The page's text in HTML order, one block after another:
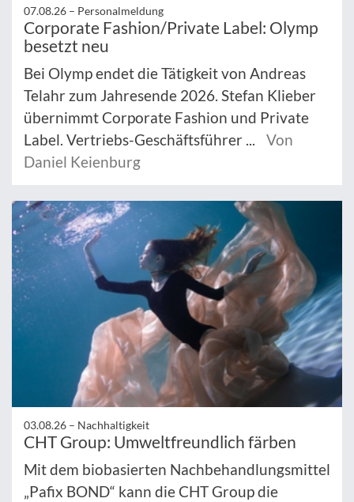
07.08.26 – Personalmeldung
Corporate Fashion/Private Label: Olymp
besetzt neu
Bei Olymp endet die Tätigkeit von Andreas
Telahr zum Jahresende 2026. Stefan Klieber
übernimmt Corporate Fashion und Private
Label. Vertriebs-Geschäftsführer ...
Von
Daniel Keienburg
03.08.26 – Nachhaltigkeit
CHT Group: Umweltfreundlich färben
Mit dem biobasierten Nachbehandlungsmittel
„Pafix BOND“ kann die CHT Group die